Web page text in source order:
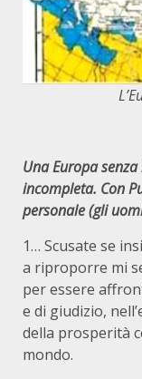
Una Europa
incompleta. Con
personale (gli
1… Scusate se
a riproporre mi
per essere
e di giudizio,
della prosperità